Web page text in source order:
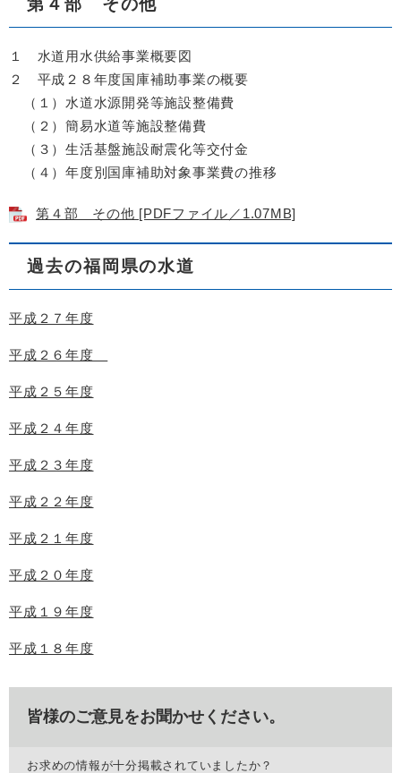
１ 水道用水供給事業概要図
２ 平成２８年度国庫補助事業の概要
（１）水道水源開発等施設整備費
（２）簡易水道等施設整備費
（３）生活基盤施設耐震化等交付金
（４）年度別国庫補助対象事業費の推移
第４部 その他 [PDFファイル／1.07MB]
過去の福岡県の水道
平成２７年度
平成２６年度
平成２５年度
平成２４年度
平成２３年度
平成２２年度
平成２１年度
平成２０年度
平成１９年度
平成１８年度
皆様のご意見をお聞かせください。
お求めの情報が十分掲載されていましたか？